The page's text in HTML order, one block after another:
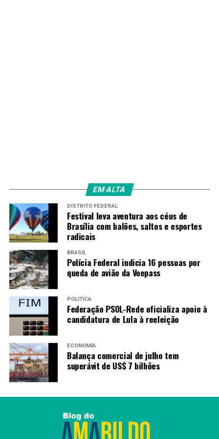
EM ALTA
DISTRITO FEDERAL
Festival leva aventura aos céus de
Brasília com balões, saltos e esportes
radicais
BRASIL
Polícia Federal indicia 16 pessoas por
queda de avião da Voepass
POLÍTICA
Federação PSOL-Rede oficializa apoio à
candidatura de Lula à reeleição
ECONOMIA
Balança comercial de julho tem
superávit de US$ 7 bilhões